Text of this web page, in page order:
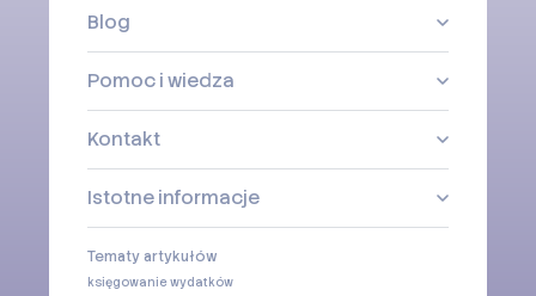
Blog
Pomoc i wiedza
Kontakt
Istotne informacje
Tematy artykułów
księgowanie wydatków